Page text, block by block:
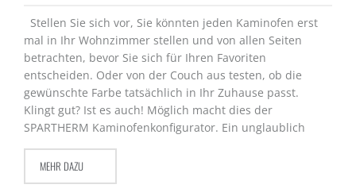
Stellen Sie sich vor, Sie könnten jeden Kaminofen erst
mal in Ihr Wohnzimmer stellen und von allen Seiten
betrachten, bevor Sie sich für Ihren Favoriten
entscheiden. Oder von der Couch aus testen, ob die
gewünschte Farbe tatsächlich in Ihr Zuhause passt.
Klingt gut? Ist es auch! Möglich macht dies der
SPARTHERM Kaminofenkonfigurator. Ein unglaublich
MEHR DAZU